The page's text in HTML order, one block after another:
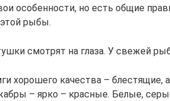
особенности, но есть общие
рыбы.
смотрят на глаза. У свежей
хорошего качества – блестящие,
– ярко – красные. Белые,